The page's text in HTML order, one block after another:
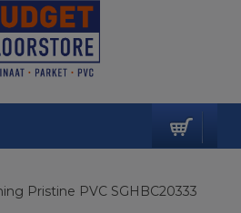
Pristine PVC SGHBC20333